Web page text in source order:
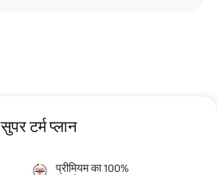
टर्म प्लान
प्रीमियम का 100%